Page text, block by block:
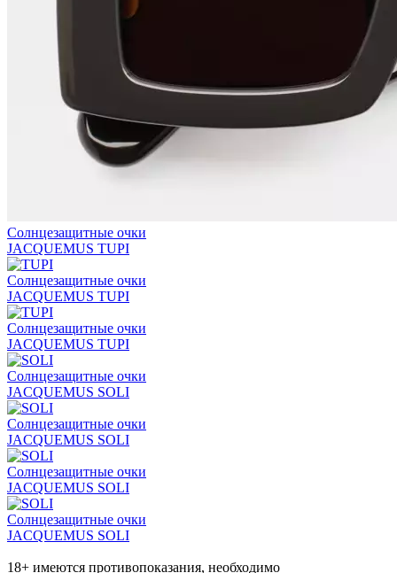
Солнцезащитные очки
JACQUEMUS TUPI
Солнцезащитные очки
JACQUEMUS TUPI
Солнцезащитные очки
JACQUEMUS TUPI
Солнцезащитные очки
JACQUEMUS SOLI
Солнцезащитные очки
JACQUEMUS SOLI
Солнцезащитные очки
JACQUEMUS SOLI
Солнцезащитные очки
JACQUEMUS SOLI
18+ имеются противопоказания, необходимо